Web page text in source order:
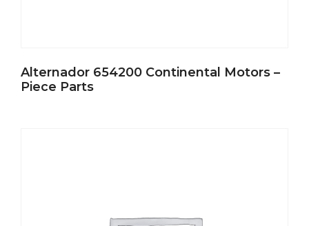
Alternador 654200 Continental Motors –
Piece Parts